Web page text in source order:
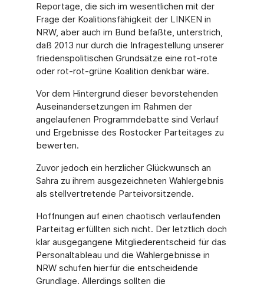
Reportage, die sich im wesentlichen mit der
Frage der Koalitionsfähigkeit der LINKEN in
NRW, aber auch im Bund befaßte, unterstrich,
daß 2013 nur durch die Infragestellung unserer
friedenspolitischen Grundsätze eine rot-rote
oder rot-rot-grüne Koalition denkbar wäre.
Vor dem Hintergrund dieser bevorstehenden
Auseinandersetzungen im Rahmen der
angelaufenen Programmdebatte sind Verlauf
und Ergebnisse des Rostocker Parteitages zu
bewerten.
Zuvor jedoch ein herzlicher Glückwunsch an
Sahra zu ihrem ausgezeichneten Wahlergebnis
als stellvertretende Parteivorsitzende.
Hoffnungen auf einen chaotisch verlaufenden
Parteitag erfüllten sich nicht. Der letztlich doch
klar ausgegangene Mitgliederentscheid für das
Personaltableau und die Wahlergebnisse in
NRW schufen hierfür die entscheidende
Grundlage. Allerdings sollten die